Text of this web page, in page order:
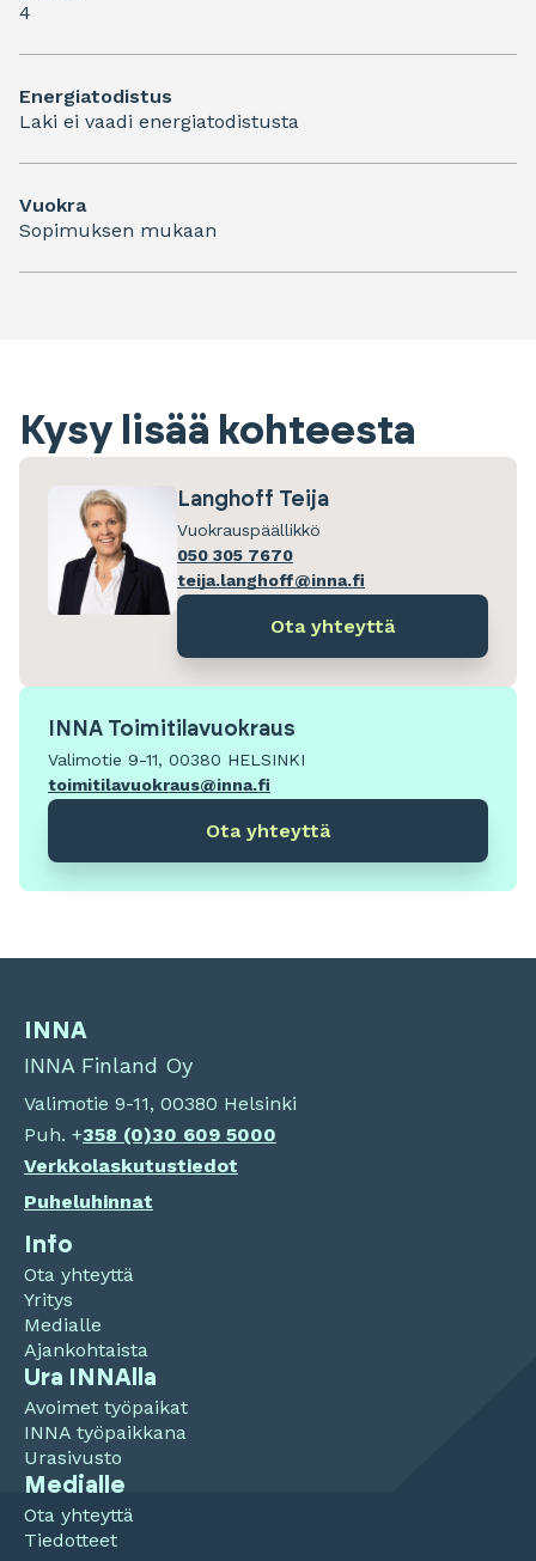
4
Energiatodistus
Laki ei vaadi energiatodistusta
Vuokra
Sopimuksen mukaan
Kysy lisää kohteesta
Langhoff Teija
Vuokrauspäällikkö
050 305 7670
teija.langhoff@inna.fi
Ota yhteyttä
INNA Toimitilavuokraus
Valimotie 9-11, 00380 HELSINKI
toimitilavuokraus@inna.fi
Ota yhteyttä
INNA
INNA Finland Oy
Valimotie 9-11, 00380 Helsinki
Puh. +358 (0)30 609 5000
Verkkolaskutustiedot
Puheluhinnat
Info
Ota yhteyttä
Yritys
Medialle
Ajankohtaista
Ura INNAlla
Avoimet työpaikat
INNA työpaikkana
Urasivusto
Medialle
Ota yhteyttä
Tiedotteet